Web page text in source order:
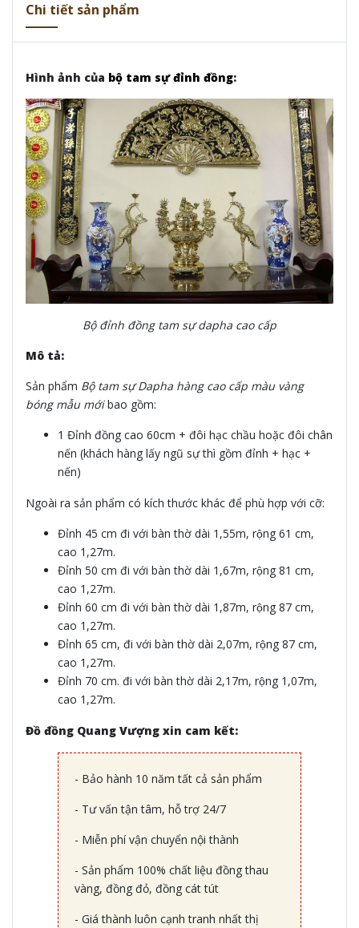
Chi tiết sản phẩm
Hình ảnh của bộ tam sự đỉnh đồng:
Bộ đỉnh đồng tam sự dapha cao cấp
Mô tả:
Sản phẩm Bộ tam sự Dapha hàng cao cấp màu vàng
bóng mẫu mới bao gồm:
1 Đỉnh đồng cao 60cm + đôi hạc chầu hoặc đôi chân
nến (khách hàng lấy ngũ sự thì gồm đỉnh + hạc +
nến)
Ngoài ra sản phẩm có kích thước khác để phù hợp với cỡ:
Đỉnh 45 cm đi với bàn thờ dài 1,55m, rộng 61 cm,
cao 1,27m.
Đỉnh 50 cm đi với bàn thờ dài 1,67m, rộng 81 cm,
cao 1,27m.
Đỉnh 60 cm đi với bàn thờ dài 1,87m, rộng 87 cm,
cao 1,27m.
Đỉnh 65 cm, đi với bàn thờ dài 2,07m, rộng 87 cm,
cao 1,27m.
Đỉnh 70 cm. đi với bàn thờ dài 2,17m, rộng 1,07m,
cao 1,27m.
Đồ đồng Quang Vượng xin cam kết:
- Bảo hành 10 năm tất cả sản phẩm
- Tư vấn tận tâm, hỗ trợ 24/7
- Miễn phí vận chuyển nội thành
- Sản phẩm 100% chất liệu đồng thau
vàng, đồng đỏ, đồng cát tút
- Giá thành luôn cạnh tranh nhất thị